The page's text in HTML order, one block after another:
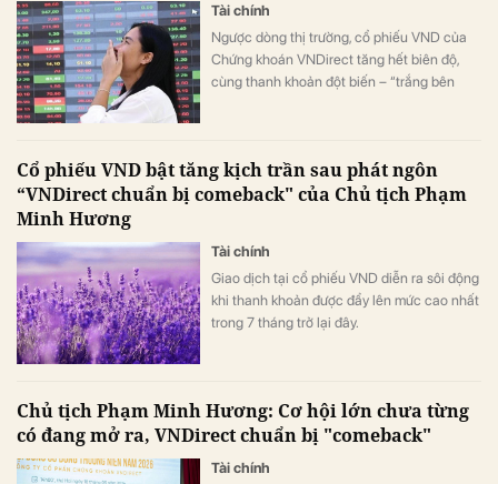
Tài chính
Ngược dòng thị trường, cổ phiếu VND của
Chứng khoán VNDirect tăng hết biên độ,
cùng thanh khoản đột biến – “trắng bên
Cổ phiếu VND bật tăng kịch trần sau phát ngôn
“VNDirect chuẩn bị comeback" của Chủ tịch Phạm
Minh Hương
Tài chính
Giao dịch tại cổ phiếu VND diễn ra sôi động
khi thanh khoản được đẩy lên mức cao nhất
trong 7 tháng trở lại đây.
Chủ tịch Phạm Minh Hương: Cơ hội lớn chưa từng
có đang mở ra, VNDirect chuẩn bị "comeback"
Tài chính